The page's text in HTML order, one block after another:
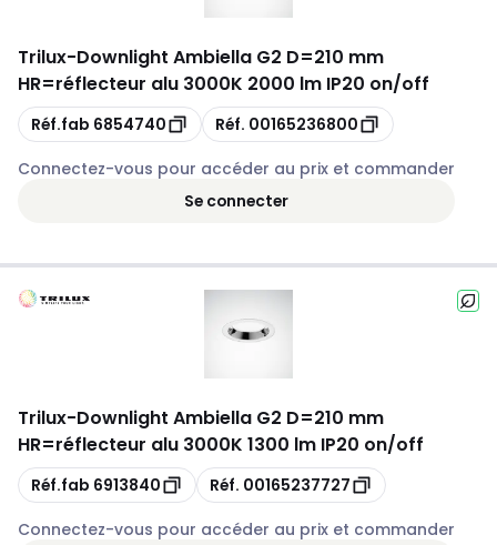
Trilux-Downlight Ambiella G2 D=210 mm
HR=réflecteur alu 3000K 2000 lm IP20 on/off
Copie
Réf.fab 6854740 Copie
Réf. 00165236800
Connectez-vous pour accéder au prix et commander
Se connecter
Trilux-Downlight Ambiella G2 D=210 mm
HR=réflecteur alu 3000K 1300 lm IP20 on/off
Copie
Réf.fab 6913840 Copie
Réf. 00165237727
Connectez-vous pour accéder au prix et commander